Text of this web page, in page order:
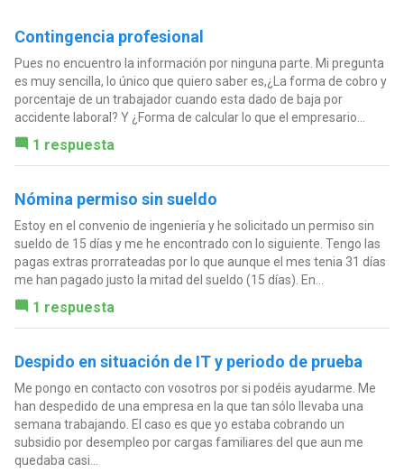
Contingencia profesional
Pues no encuentro la información por ninguna parte. Mi pregunta
es muy sencilla, lo único que quiero saber es,¿La forma de cobro y
porcentaje de un trabajador cuando esta dado de baja por
accidente laboral? Y ¿Forma de calcular lo que el empresario...
1 respuesta
Nómina permiso sin sueldo
Estoy en el convenio de ingeniería y he solicitado un permiso sin
sueldo de 15 días y me he encontrado con lo siguiente. Tengo las
pagas extras prorrateadas por lo que aunque el mes tenia 31 días
me han pagado justo la mitad del sueldo (15 días). En...
1 respuesta
Despido en situación de IT y periodo de prueba
Me pongo en contacto con vosotros por si podéis ayudarme. Me
han despedido de una empresa en la que tan sólo llevaba una
semana trabajando. El caso es que yo estaba cobrando un
subsidio por desempleo por cargas familiares del que aun me
quedaba casi...